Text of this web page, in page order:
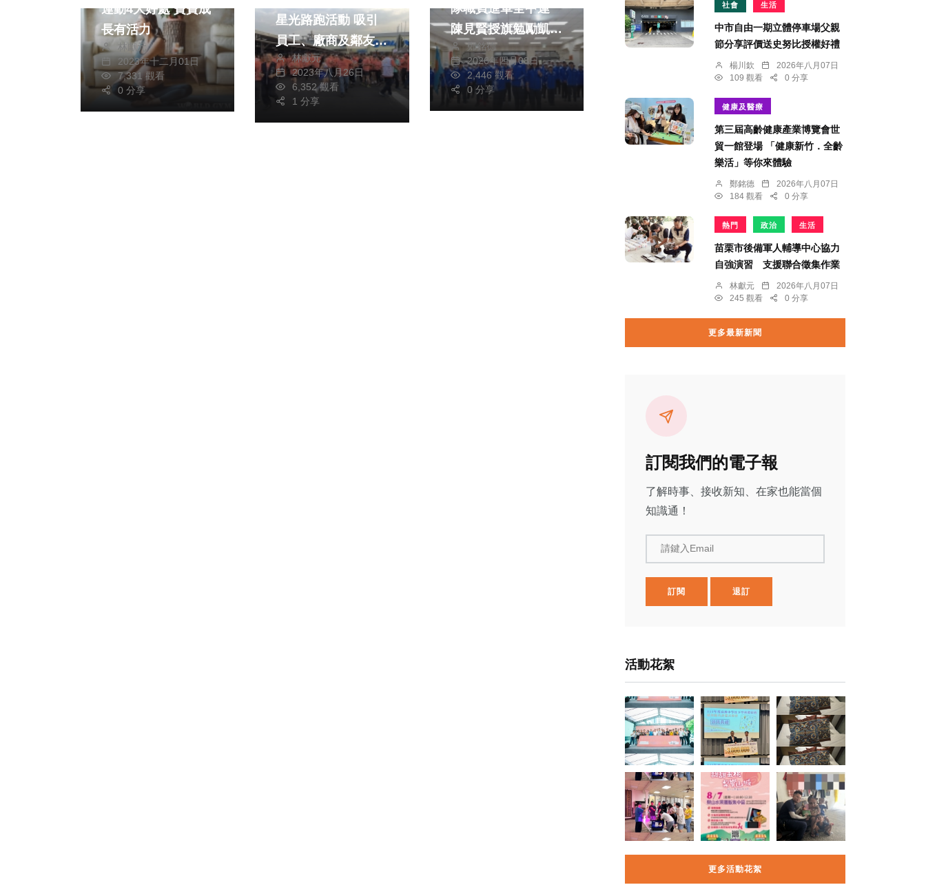
運動4大好處 寶寶成
長有活力
林獻元
2023年十二月01日
7,331 觀看
0 分享
星光路跑活動 吸引
員工、廠商及鄰友約
1500人參加
林獻元
2023年八月26日
6,352 觀看
1 分享
隊職員進軍全中運
陳見賢授旗勉勵凱旋
榮歸鄭銘德
2026年四月08日
2,446 觀看
0 分享
社會 生活
中市自由一期立體停車場父親
節分享評價送史努比授權好禮
楊川欽
2026年八月07日
109 觀看
0 分享
健康及醫療
第三屆高齡健康產業博覽會世
貿一館登場 「健康新竹．全齡
樂活」等你來體驗
鄭銘德
2026年八月07日
184 觀看
0 分享
熱門 政治 生活
苗栗市後備軍人輔導中心協力
自強演習 支援聯合徵集作業
林獻元
2026年八月07日
245 觀看
0 分享
更多最新新聞
訂閱我們的電子報
了解時事、接收新知、在家也能當個
知識通！
請鍵入Email
訂閱 退訂
活動花絮
更多活動花絮